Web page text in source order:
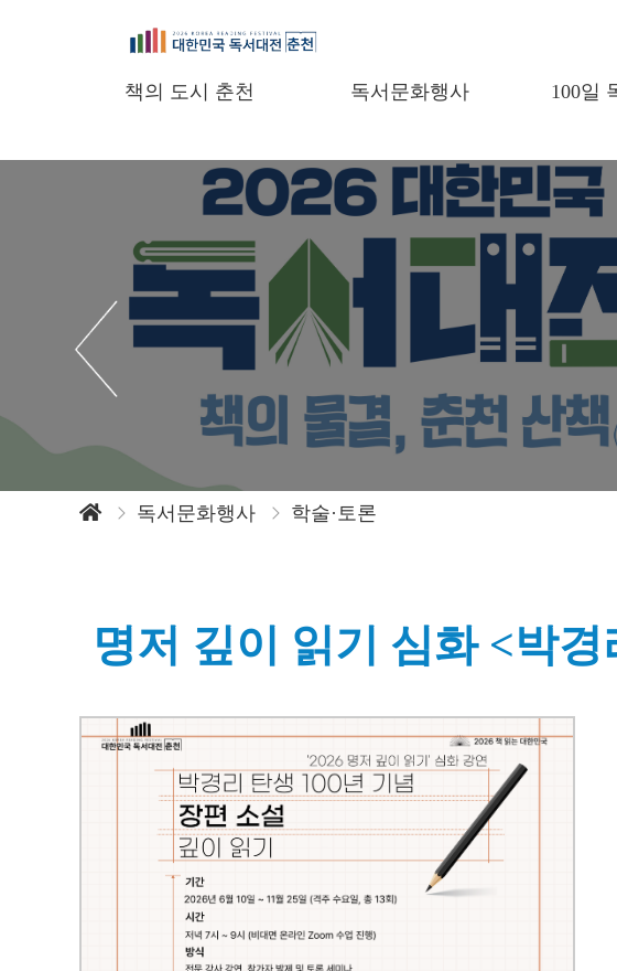
책의 도시 춘천 독서문화행사 100일
독서문화행사 학술·토론
명저 깊이 읽기 심화 <박